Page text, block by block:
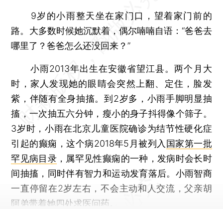
9岁的小雨整天坐在家门口，望着家门前的
路。大多数时候她沉默着，偶尔喃喃自语：“爸爸去
哪里了？爸爸怎么还没回来？”
小雨2013年出生在安徽省望江县。两个月大
时，家人发现她的眼睛会突然上翻、定住，脸发
紫，伴随有全身抽搐。到2岁多，小雨手脚明显抽
搐，一次抽五六分钟，瘦小的身子抖得像个筛子。
3岁时，小雨在北京儿童医院确诊为结节性硬化症
引起的癫痫，这个病2018年5月被列入 国家第一批
罕见病目录 ，属罕见性癫痫的一种，发病时会长时
间抽搐，同时伴有智力和运动发育落后。小雨智商
一直停留在2岁左右，不会主动和人交流，父亲胡
阿弟带着她四处求医问药。